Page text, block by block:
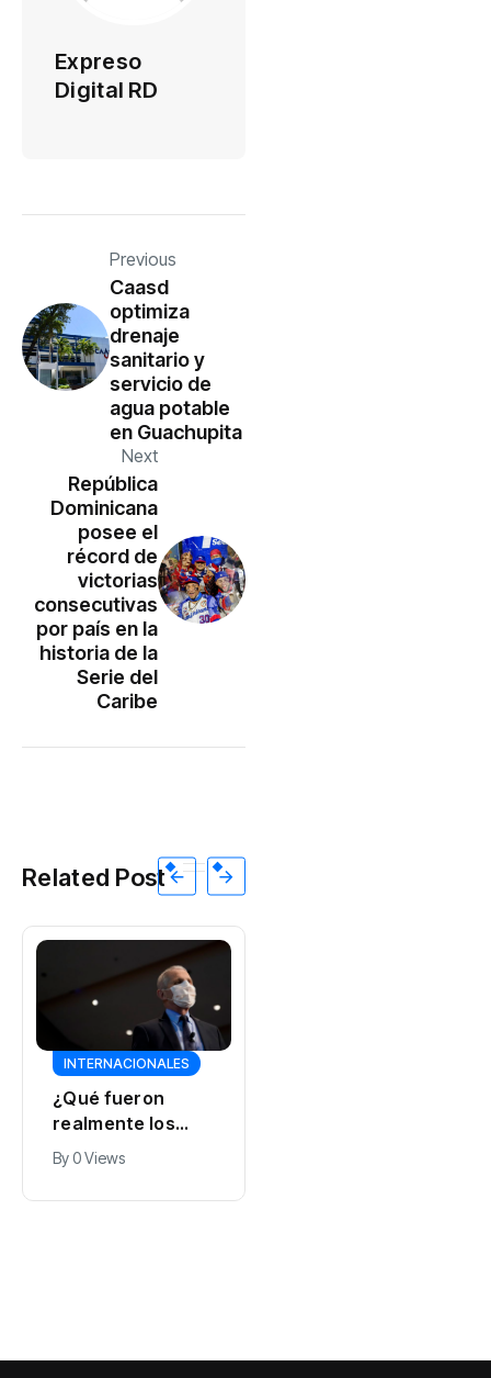
Expreso
Digital RD
Previous
Caasd
optimiza
drenaje
sanitario y
servicio de
agua potable
en Guachupita
Next
República
Dominicana
posee el
récord de
victorias
consecutivas
por país en la
historia de la
Serie del
Caribe
Related Post
INTERNACIONALES
¿Qué fueron
realmente los
"confinamientos"
por el covid-19?
By0 Views